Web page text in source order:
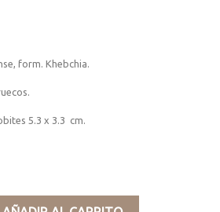
form. Khebchia.
5.3 x 3.3 cm.